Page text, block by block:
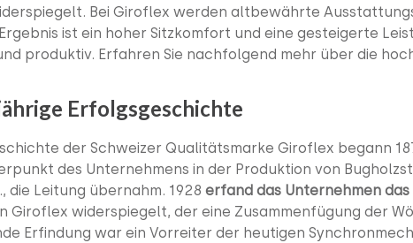
Bei Giroflex werden altbewährte
ist ein hoher Sitzkomfort und eine gesteigerte
produktiv. Erfahren Sie nachfolgend mehr über die
Erfolgsgeschichte
der Schweizer Qualitätsmarke Giroflex begann
des Unternehmens in der Produktion von
die Leitung übernahm. 1928 erfand das Unternehmen
Giroflex widerspiegelt, der eine Zusammenfügung der
Erfindung war ein Vorreiter der heutigen